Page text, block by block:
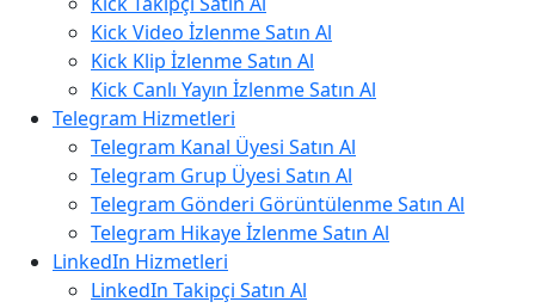
Kick Video İzlenme Satın Al
Kick Klip İzlenme Satın Al
Kick Canlı Yayın İzlenme Satın Al
Telegram Hizmetleri
Telegram Kanal Üyesi Satın Al
Telegram Grup Üyesi Satın Al
Telegram Gönderi Görüntülenme Satın Al
Telegram Hikaye İzlenme Satın Al
LinkedIn Hizmetleri
LinkedIn Takipçi Satın Al